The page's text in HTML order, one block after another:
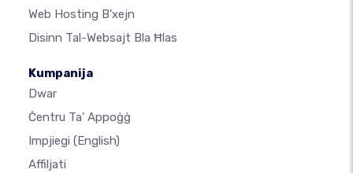
Web Hosting B'xejn
Disinn Tal-Websajt Bla Ħlas
Kumpanija
Dwar
Ċentru Ta' Appoġġ
Impjiegi (English)
Affiljati